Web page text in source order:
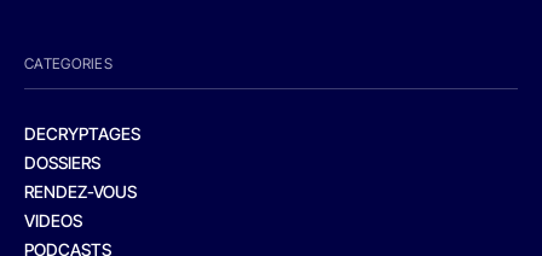
CATEGORIES
DECRYPTAGES
DOSSIERS
RENDEZ-VOUS
VIDEOS
PODCASTS